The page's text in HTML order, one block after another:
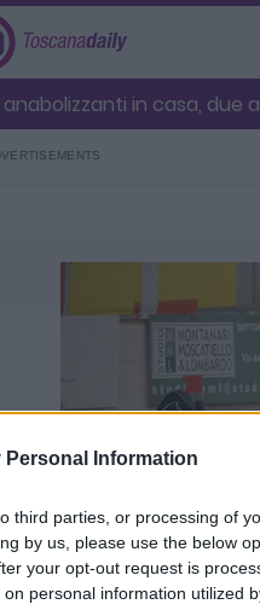
Personal Information
third parties, or processing of
by us, please use the below
your opt-out request is
personal information utilized
in casa, due